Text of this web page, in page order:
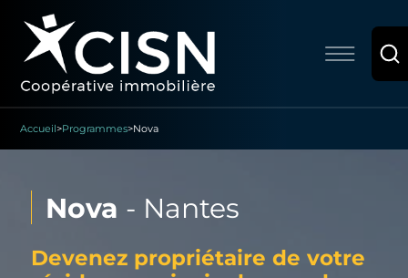
Accueil>Programmes>Nova
Nova - Nantes
Devenez propriétaire de votre